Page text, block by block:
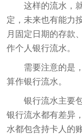
这样的流水，就
定，未来也有能力
月固定日期的存款
作个人银行流水。
需要注意的是，
算作银行流水。
银行流水主要包
银行流水都有差异
水都包含持卡人的